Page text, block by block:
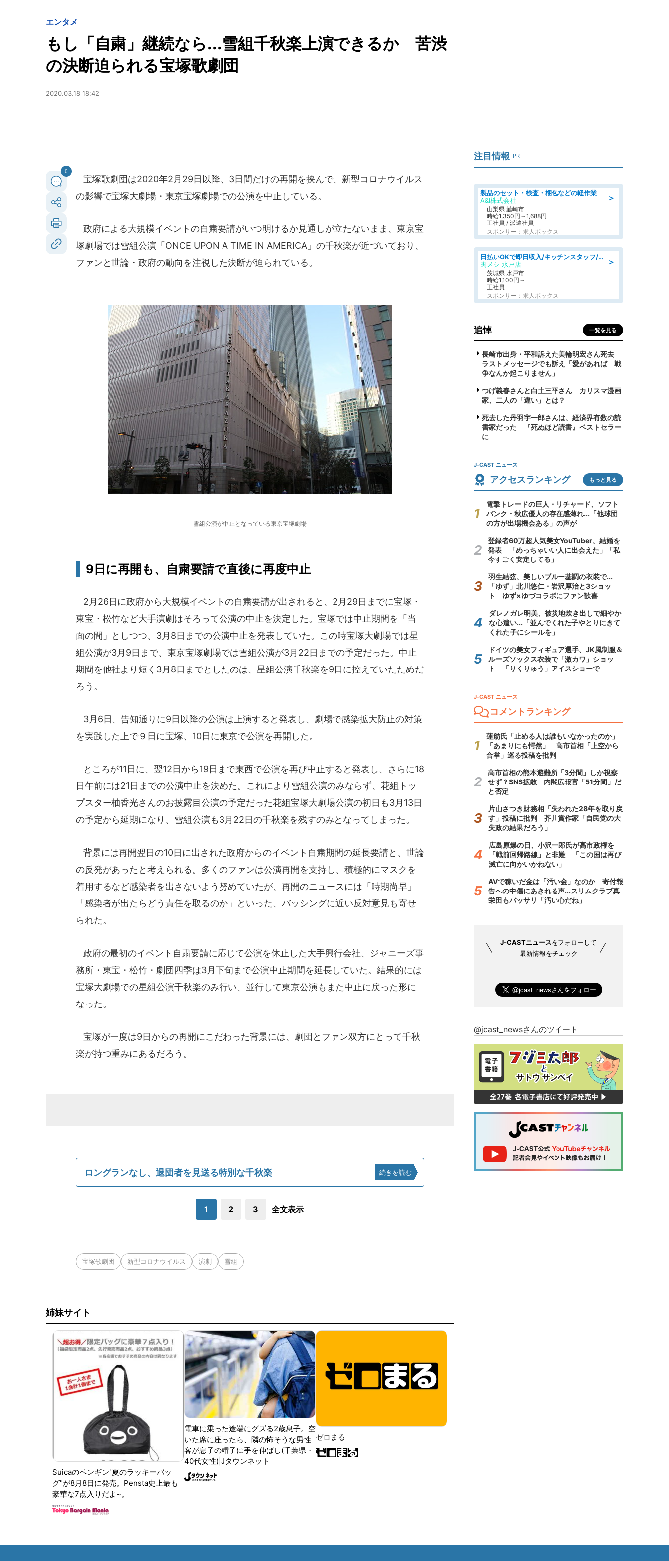
エンタメ
もし「自粛」継続なら...雪組千秋楽上演できるか 苦渋
の決断迫られる宝塚歌劇団
2020.03.18 18:42
0
宝塚歌劇団は2020年2月29日以降、3日間だけの再開を挟んで、新型コロナウイルス
の影響で宝塚大劇場・東京宝塚劇場での公演を中止している。
政府による大規模イベントの自粛要請がいつ明けるか見通しが立たないまま、東京宝
塚劇場では雪組公演「ONCE UPON A TIME IN AMERICA」の千秋楽が近づいており、
ファンと世論・政府の動向を注視した決断が迫られている。
雪組公演が中止となっている東京宝塚劇場
9日に再開も、自粛要請で直後に再度中止
2月26日に政府から大規模イベントの自粛要請が出されると、2月29日までに宝塚・
東宝・松竹など大手演劇はそろって公演の中止を決定した。宝塚では中止期間を「当
面の間」としつつ、3月8日までの公演中止を発表していた。この時宝塚大劇場では星
組公演が3月9日まで、東京宝塚劇場では雪組公演が3月22日までの予定だった。中止
期間を他社より短く3月8日までとしたのは、星組公演千秋楽を9日に控えていたためだ
ろう。
3月6日、告知通りに9日以降の公演は上演すると発表し、劇場で感染拡大防止の対策
を実践した上で９日に宝塚、10日に東京で公演を再開した。
ところが11日に、翌12日から19日まで東西で公演を再び中止すると発表し、さらに18
日午前には21日までの公演中止を決めた。これにより雪組公演のみならず、花組トッ
プスター柚香光さんのお披露目公演の予定だった花組宝塚大劇場公演の初日も3月13日
の予定から延期になり、雪組公演も3月22日の千秋楽を残すのみとなってしまった。
背景には再開翌日の10日に出された政府からのイベント自粛期間の延長要請と、世論
の反発があったと考えられる。多くのファンは公演再開を支持し、積極的にマスクを
着用するなど感染者を出さないよう努めていたが、再開のニュースには「時期尚早」
「感染者が出たらどう責任を取るのか」といった、バッシングに近い反対意見も寄せ
られた。
政府の最初のイベント自粛要請に応じて公演を休止した大手興行会社、ジャニーズ事
務所・東宝・松竹・劇団四季は3月下旬まで公演中止期間を延長していた。結果的には
宝塚大劇場での星組公演千秋楽のみ行い、並行して東京公演もまた中止に戻った形に
なった。
宝塚が一度は9日からの再開にこだわった背景には、劇団とファン双方にとって千秋
楽が持つ重みにあるだろう。
ロングランなし、退団者を見送る特別な千秋楽 続きを読む
1 2 3 全文表示
宝塚歌劇団 新型コロナウイルス 演劇 雪組
姉妹サイト
Suicaのペンギン"夏のラッキーバッ
グ"が8月8日に発売。Pensta史上最も
豪華な7点入りだよ~。
電車に乗った途端にグズる2歳息子。空
いた席に座ったら、隣の怖そうな男性
客が息子の帽子に手を伸ばし(千葉県・
40代女性)|Jタウンネット
ゼロまる
注目情報 PR
＞
製品のセット・検査・梱包などの軽作業
A&I株式会社
山梨県 韮崎市
時給1,350円～1,688円
正社員 / 派遣社員
スポンサー：求人ボックス
＞
日払いOKで即日収入/キッチンスタッフ/デリバリー業務など、自己成長可能な幅広い仕事に挑戦!髪型自由&ピアス・ネイルOK/茨城県/水戸市
肉メシ 水戸店
茨城県 水戸市
時給1,100円～
正社員
スポンサー：求人ボックス
追悼 一覧を見る
長崎市出身・平和訴えた美輪明宏さん死去
ラストメッセージでも訴え「愛があれば 戦
争なんか起こりません」
つげ義春さんと白土三平さん カリスマ漫画
家、二人の「違い」とは？
死去した丹羽宇一郎さんは、経済界有数の読
書家だった 『死ぬほど読書』ベストセラー
に
J-CAST ニュース
アクセスランキング もっと見る
電撃トレードの巨人・リチャード、ソフト
バンク・秋広優人の存在感薄れ...「他球団
の方が出場機会ある」の声が
登録者60万超人気美女YouTuber、結婚を
発表 「めっちゃいい人に出会えた」「私
今すごく安定してる」
羽生結弦、美しいブルー基調の衣装で...
「ゆず」北川悠仁・岩沢厚治と3ショッ
ト ゆず×ゆづコラボにファン歓喜
ダレノガレ明美、被災地炊き出しで細やか
な心遣い...「並んでくれた子やとりにきて
くれた子にシールを」
ドイツの美女フィギュア選手、JK風制服＆
ルーズソックス衣装で「激カワ」ショッ
ト 「りくりゅう」アイスショーで
J-CAST ニュース
コメントランキング
蓮舫氏「止める人は誰もいなかったのか」
「あまりにも愕然」 高市首相「上空から
合掌」巡る投稿を批判
高市首相の熊本避難所「3分間」しか視察
せず？SNS拡散 内閣広報官「51分間」だ
と否定
片山さつき財務相「失われた28年を取り戻
す」投稿に批判 芥川賞作家「自民党の大
失政の結果だろう」
広島原爆の日、小沢一郎氏が高市政権を
「戦前回帰路線」と非難 「この国は再び
滅亡に向かいかねない」
AVで稼いだ金は「汚い金」なのか 寄付報
告への中傷にあきれる声...スリムクラブ真
栄田もバッサリ「汚い心だね」
J-CASTニュースをフォローして
最新情報をチェック
@jcast_newsさんのツイート